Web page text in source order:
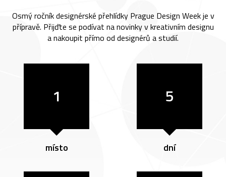
Osmý ročník designérské přehlídky Prague Design Week je v
přípravě. Přijďte se podívat na novinky v kreativním designu
a nakoupit přímo od designérů a studií.
1
místo
5
dní